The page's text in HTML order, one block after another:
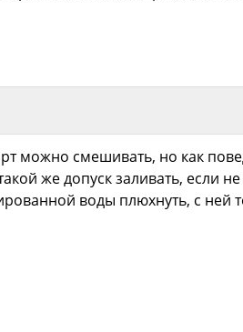
можно смешивать, но как
же допуск заливать, если
воды плюхнуть, с ней